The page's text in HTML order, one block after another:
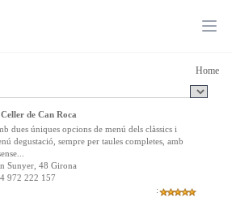
Home
de Can Roca
dues úniques opcions de menú dels clàssics i
degustació, sempre per taules completes, amb
Sunyer, 48 Girona
972 222 157
: